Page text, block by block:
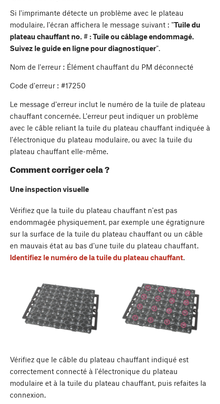
Si l'imprimante détecte un problème avec le plateau
modulaire, l'écran affichera le message suivant : "Tuile du
plateau chauffant no. # : Tuile ou câblage endommagé.
Suivez le guide en ligne pour diagnostiquer".
Nom de l'erreur : Élément chauffant du PM déconnecté
Code d'erreur : #17250
Le message d'erreur inclut le numéro de la tuile de plateau
chauffant concernée. L'erreur peut indiquer un problème
avec le câble reliant la tuile du plateau chauffant indiquée à
l'électronique du plateau modulaire, ou avec la tuile du
plateau chauffant elle-même.
Comment corriger cela ?
Une inspection visuelle
Vérifiez que la tuile du plateau chauffant n'est pas
endommagée physiquement, par exemple une égratignure
sur la surface de la tuile du plateau chauffant ou un câble
en mauvais état au bas d'une tuile du plateau chauffant.
Identifiez le numéro de la tuile du plateau chauffant
Vérifiez que le câble du plateau chauffant indiqué est
correctement connecté à l'électronique du plateau
modulaire et à la tuile du plateau chauffant, puis refaites la
connexion.